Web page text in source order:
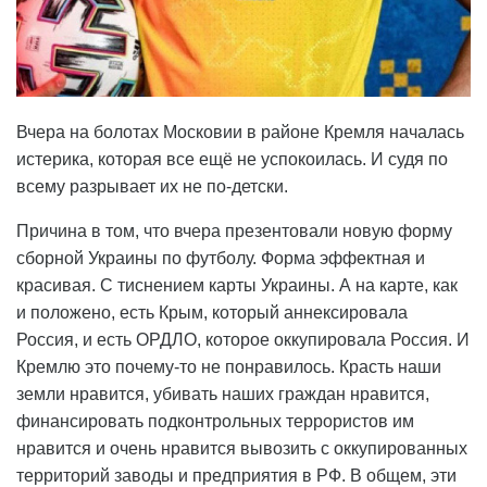
Вчера на болотах Московии в районе Кремля началась
истерика, которая все ещё не успокоилась. И судя по
всему разрывает их не по-детски.
Причина в том, что вчера презентовали новую форму
сборной Украины по футболу. Форма эффектная и
красивая. С тиснением карты Украины. А на карте, как
и положено, есть Крым, который аннексировала
Россия, и есть ОРДЛО, которое оккупировала Россия. И
Кремлю это почему-то не понравилось. Красть наши
земли нравится, убивать наших граждан нравится,
финансировать подконтрольных террористов им
нравится и очень нравится вывозить с оккупированных
территорий заводы и предприятия в РФ. В общем, эти